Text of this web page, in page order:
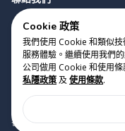
版權 2023 Cyclopes® •
香港銅鑼灣勿地臣街1號時代
Cookie 政策
我們使用 Cookie 和類似
服務體驗。繼續使用我們
公司做用 Cookie 和使用條
私隱政策及 使用條款.